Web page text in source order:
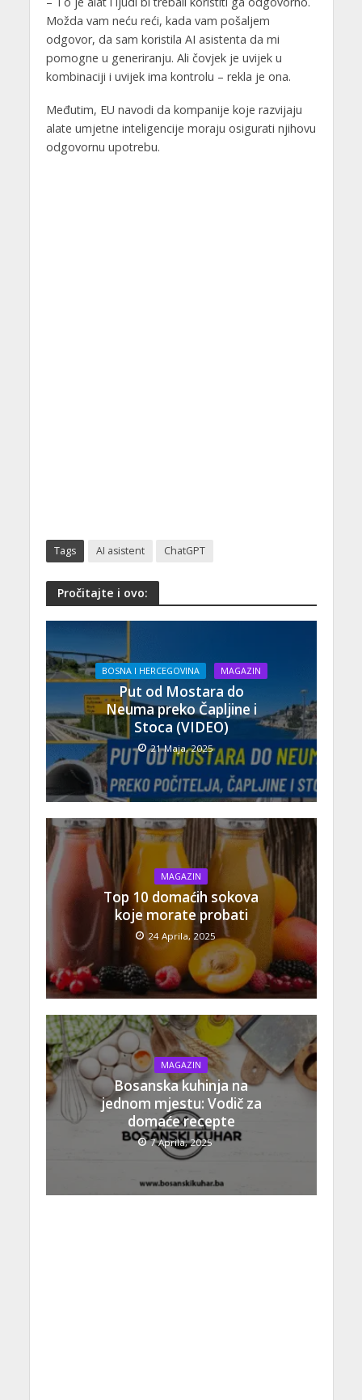
Možda vam neću reći, kada vam pošaljem
odgovor, da sam koristila AI asistenta da mi
pomogne u generiranju. Ali čovjek je uvijek u
kombinaciji i uvijek ima kontrolu – rekla je ona.
Međutim, EU navodi da kompanije koje razvijaju
alate umjetne inteligencije moraju osigurati njihovu
odgovornu upotrebu.
Tags AI asistent ChatGPT
Pročitajte i ovo:
BOSNA I HERCEGOVINA MAGAZIN
Put od Mostara do
Neuma preko Čapljine i
Stoca (VIDEO)
21 Maja, 2025
MAGAZIN
Top 10 domaćih sokova
koje morate probati
24 Aprila, 2025
MAGAZIN
Bosanska kuhinja na
jednom mjestu: Vodič za
domaće recepte
7 Aprila, 2025